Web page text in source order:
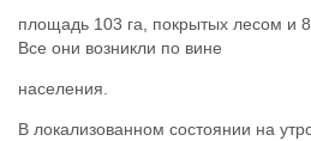
площадь 103 га, покрытых лесом и
Все они возникли по вине
населения.
В локализованном состоянии на